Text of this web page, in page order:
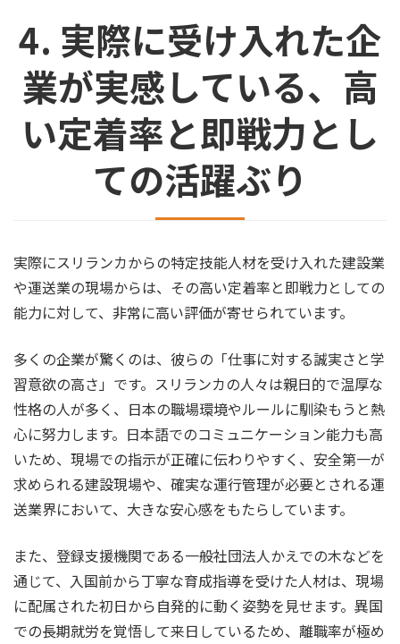
4. 実際に受け入れた企
業が実感している、高
い定着率と即戦力とし
ての活躍ぶり
実際にスリランカからの特定技能人材を受け入れた建設業
や運送業の現場からは、その高い定着率と即戦力としての
能力に対して、非常に高い評価が寄せられています。
多くの企業が驚くのは、彼らの「仕事に対する誠実さと学
習意欲の高さ」です。スリランカの人々は親日的で温厚な
性格の人が多く、日本の職場環境やルールに馴染もうと熱
心に努力します。日本語でのコミュニケーション能力も高
いため、現場での指示が正確に伝わりやすく、安全第一が
求められる建設現場や、確実な運行管理が必要とされる運
送業界において、大きな安心感をもたらしています。
また、登録支援機関である一般社団法人かえでの木などを
通じて、入国前から丁寧な育成指導を受けた人材は、現場
に配属された初日から自発的に動く姿勢を見せます。異国
での長期就労を覚悟して来日しているため、離職率が極め